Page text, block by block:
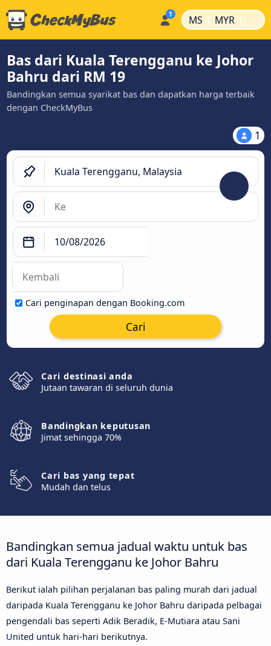
MS | MYR |
Bas dari Kuala Terengganu ke Johor
Bahru dari RM 19
Bandingkan semua syarikat bas dan dapatkan harga terbaik
dengan CheckMyBus
1
Cari penginapan dengan Booking.com
Cari
Cari destinasi anda
Jutaan tawaran di seluruh dunia
Bandingkan keputusan
Jimat sehingga 70%
Cari bas yang tepat
Mudah dan telus
Bandingkan semua jadual waktu untuk bas
dari Kuala Terengganu ke Johor Bahru
Berikut ialah pilihan perjalanan bas paling murah dari jadual
daripada Kuala Terengganu ke Johor Bahru daripada pelbagai
pengendali bas seperti Adik Beradik, E-Mutiara atau Sani
United untuk hari-hari berikutnya.